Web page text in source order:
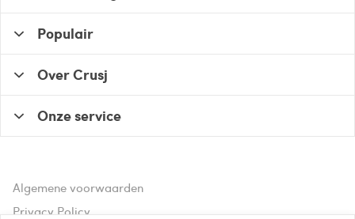
Populair
Over Crusj
Onze service
Algemene voorwaarden
Privacy Policy